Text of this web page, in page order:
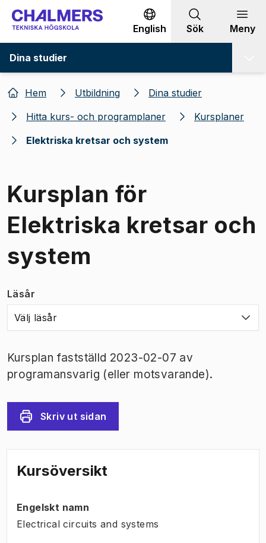
Gå till innehållet
English Sök Meny
Dina studier
Hem Utbildning
Dina studier
Hitta kurs- och programplaner
Kursplaner
Elektriska kretsar och system
Kursplan för
Elektriska kretsar och
system
Läsår
Välj läsår
Kursplan fastställd 2023-02-07 av
programansvarig (eller motsvarande).
Skriv ut sidan
Kursöversikt
Engelskt namn
Electrical circuits and systems